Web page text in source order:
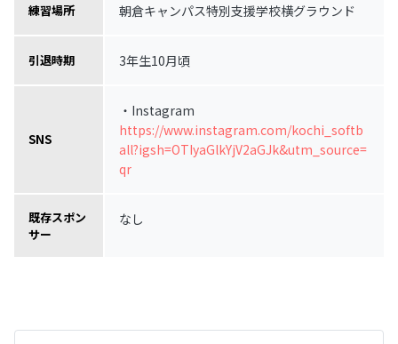
練習場所 朝倉キャンパス特別支援学校横グラウンド
引退時期 3年生10月頃
SNS
・Instagram
https://www.instagram.com/kochi_softb
all?igsh=OTIyaGlkYjV2aGJk&utm_source=
qr
既存スポン
サー
なし